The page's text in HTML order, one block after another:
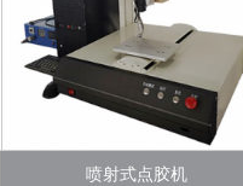
喷射式点胶机